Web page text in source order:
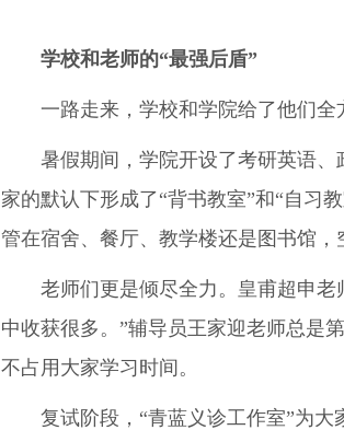
学校和老师的“最强后盾”
一路走来，学校和学院给了他们全
暑假期间，学院开设了考研英语
家的默认下形成了“背书教室”和“自习
管在宿舍、餐厅、教学楼还是图书馆
老师们更是倾尽全力。皇甫超申
中收获很多。”辅导员王家迎老师总是
不占用大家学习时间。
复试阶段，“青蓝义诊工作室”为